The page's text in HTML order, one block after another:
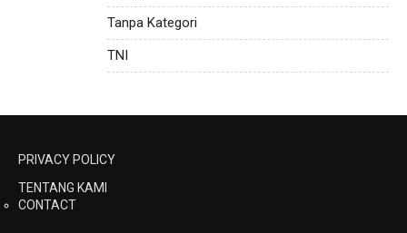
Tanpa Kategori
TNI
PRIVACY POLICY
TENTANG KAMI
CONTACT